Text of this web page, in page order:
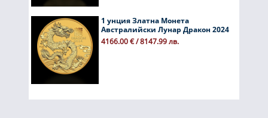
1 унция Златна Монета
Австралийски Лунар Дракон 2024
4166.00 € / 8147.99 лв.